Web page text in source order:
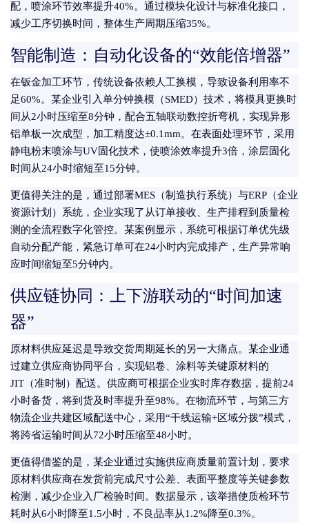
配，喷涂环节效率提升40%。通过模块化设计与标准化接口，
减少工序切换时间，整体生产周期压缩35%。
智能制造：自动化设备的“效能倍增器”
在钣金加工环节，传统设备依赖人工换模，导致设备利用率不
足60%。某企业引入单分钟换模（SMED）技术，将模具更换时
间从2小时压缩至8分钟，配合五轴联动数控折弯机，实现异形
铝单板一次成型，加工精度达±0.1mm。在表面处理环节，采用
静电粉末喷涂与UV固化技术，使喷涂效率提升3倍，涂层固化
时间从24小时缩短至15分钟。
更值得关注的是，通过部署MES（制造执行系统）与ERP（企业
资源计划）系统，企业实现了从订单接收、生产排程到质量检
测的全流程数字化管控。某案例显示，系统可根据订单优先级
自动分配产能，紧急订单可在24小时内完成排产，生产异常响
应时间缩短至5分钟内。
供应链协同：上下游联动的“时间加速
器”
原材料供应延迟是导致交货周期延长的另一大痛点。某企业通
过建立供应商协同平台，实现铝卷、涂料等关键原材料的
JIT（准时制）配送。供应商可根据企业实时库存数据，提前24
小时备货，将到货及时率提升至98%。在物流环节，与第三方
物流企业共建区域配送中心，采用“干线运输+区域分拨”模式，
将跨省运输时间从72小时压缩至48小时。
更值得借鉴的是，某企业通过实施供应商质量前置计划，要求
原材料供应商在发货前完成尺寸公差、表面平整度等关键参数
检测，减少企业入厂检验时间。数据显示，该举措使质检环节
耗时从6小时降至1.5小时，不良品率从1.2%降至0.3%。